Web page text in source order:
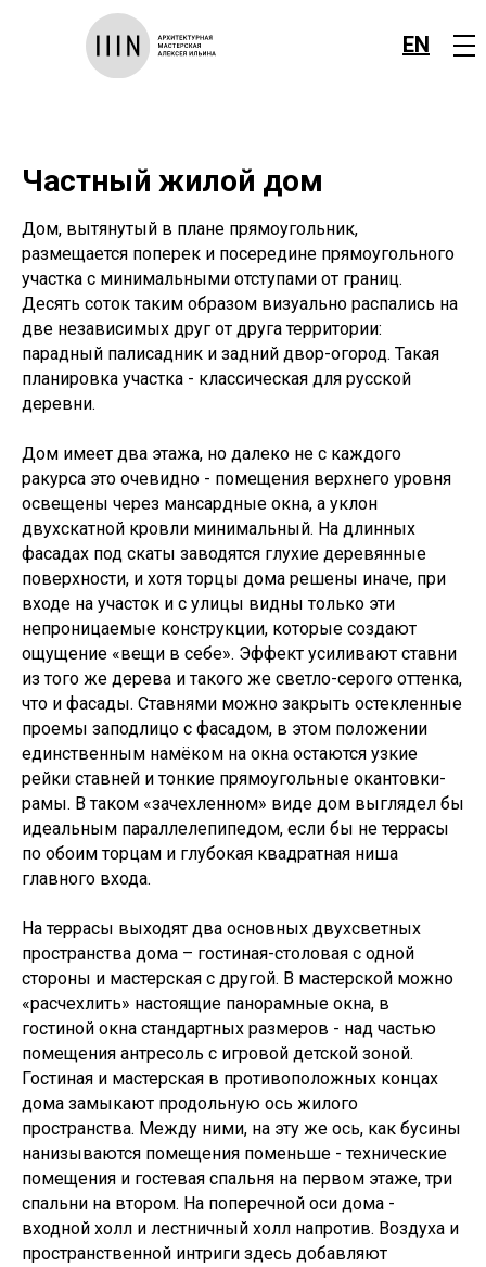
EN
Частный жилой дом
Дом, вытянутый в плане прямоугольник,
размещается поперек и посередине прямоугольного
участка с минимальными отступами от границ.
Десять соток таким образом визуально распались на
две независимых друг от друга территории:
парадный палисадник и задний двор-огород. Такая
планировка участка - классическая для русской
деревни.
Дом имеет два этажа, но далеко не с каждого
ракурса это очевидно - помещения верхнего уровня
освещены через мансардные окна, а уклон
двухскатной кровли минимальный. На длинных
фасадах под скаты заводятся глухие деревянные
поверхности, и хотя торцы дома решены иначе, при
входе на участок и с улицы видны только эти
непроницаемые конструкции, которые создают
ощущение «вещи в себе». Эффект усиливают ставни
из того же дерева и такого же светло-серого оттенка,
что и фасады. Ставнями можно закрыть остекленные
проемы заподлицо с фасадом, в этом положении
единственным намёком на окна остаются узкие
рейки ставней и тонкие прямоугольные окантовки-
рамы. В таком «зачехленном» виде дом выглядел бы
идеальным параллелепипедом, если бы не террасы
по обоим торцам и глубокая квадратная ниша
главного входа.
На террасы выходят два основных двухсветных
пространства дома – гостиная-столовая с одной
стороны и мастерская с другой. В мастерской можно
«расчехлить» настоящие панорамные окна, в
гостиной окна стандартных размеров - над частью
помещения антресоль с игровой детской зоной.
Гостиная и мастерская в противоположных концах
дома замыкают продольную ось жилого
пространства. Между ними, на эту же ось, как бусины
нанизываются помещения поменьше - технические
помещения и гостевая спальня на первом этаже, три
спальни на втором. На поперечной оси дома -
входной холл и лестничный холл напротив. Воздуха и
пространственной интриги здесь добавляют